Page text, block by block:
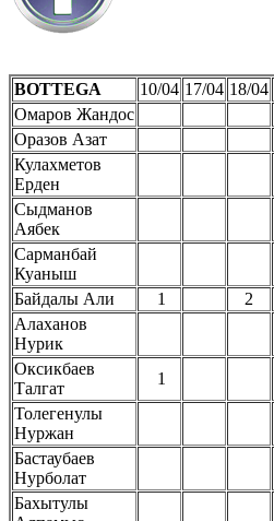
BOTTEGA 10/04 17/04 18/04
Омаров Жандос
Оразов Азат
Кулахметов
Ерден
Сыдманов
Аябек
Сарманбай
Куаныш
Байдалы Али
1 2
Алаханов
Нурик
Оксикбаев
Талгат
1
Толегенулы
Нуржан
Бастаубаев
Нурболат
Бахытулы